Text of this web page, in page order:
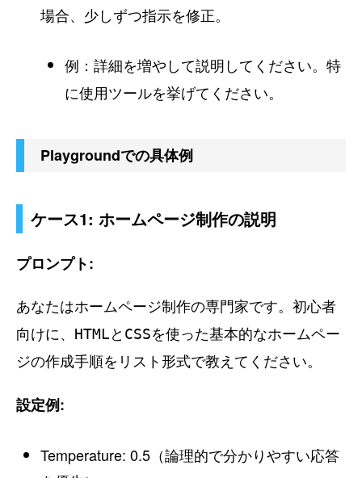
場合、少しずつ指示を修正。
例： 詳細を増やして説明してください。特
に使用ツールを挙げてください。
Playgroundでの具体例
ケース1: ホームページ制作の説明
プロンプト:
あなたはホームページ制作の専門家です。初心者
向けに、HTMLとCSSを使った基本的なホームペー
ジの作成手順をリスト形式で教えてください。
設定例:
Temperature: 0.5（論理的で分かりやすい応答